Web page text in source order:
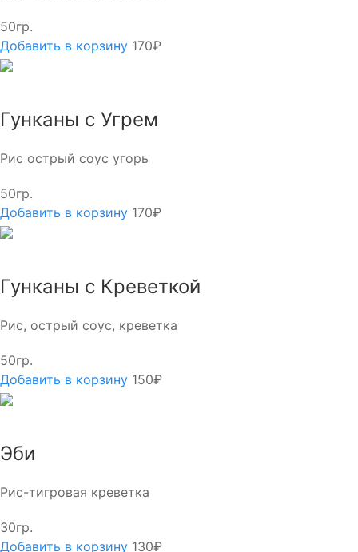
50гр.
Добавить в корзину 170₽
Гунканы с Угрем
Рис острый соус угорь
50гр.
Добавить в корзину 170₽
Гунканы с Креветкой
Рис, острый соус, креветка
50гр.
Добавить в корзину 150₽
Эби
Рис-тигровая креветка
30гр.
Добавить в корзину 130₽